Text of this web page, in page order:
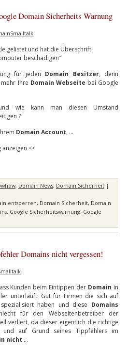
Domain Sicherheits Warnung
gelistet und hat die Überschrift
beschädigen“
für jeden Domain Besitzer, denn
Ihre Domain Webseite bei Google
wie kann man diesen Umstand
?
Domain Account, …
anzeigen <<
, Domain News, Domain Sicherheit |
entsperren, Domain Sicherheit, Domain
, Google Sicherheitswarnung, Google
Domains nicht vergessen!
Kunden beim Eintippen der Domain in
unterläuft. Gut für Firmen die sich auf
spezialisiert haben und diese Domains
für den Webseitenbetreiber der
verliert, da dieser eigentlich die richtige
und auf Grund seines Tippfehlers im
nicht …